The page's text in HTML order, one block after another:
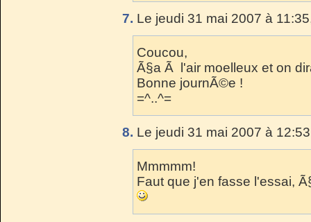
7. Le jeudi 31 mai 2007 à
Coucou,
Ã§a Ã l'air moelleux et on
Bonne journÃ©e !
=^..^=
8. Le jeudi 31 mai 2007 à
Mmmmm!
Faut que j'en fasse l'essai,